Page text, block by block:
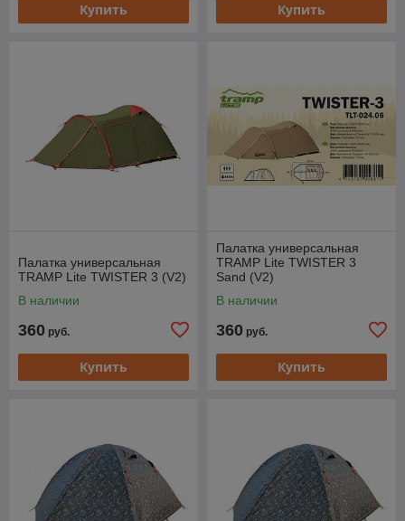
Купить Купить
Палатка универсальная
TRAMP Lite TWISTER 3 (V2)
В наличии
360 руб.
Купить
Палатка универсальная
TRAMP Lite TWISTER 3
Sand (V2)
В наличии
360 руб.
Купить